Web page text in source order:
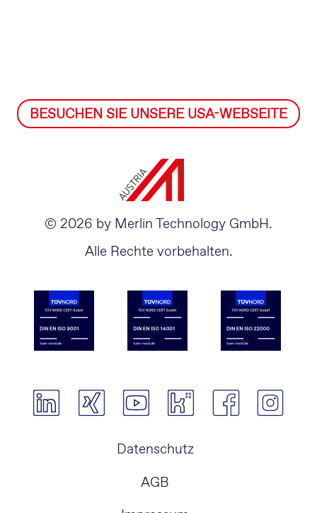
BESUCHEN SIE UNSERE USA-WEBSEITE
© 2026 by Merlin Technology GmbH.
Alle Rechte vorbehalten.
Navigation
Datenschutz
AGB